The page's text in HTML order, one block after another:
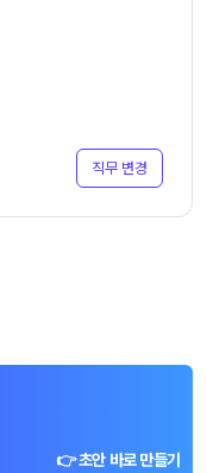
직무 변경
👉 초안 바로 만들기